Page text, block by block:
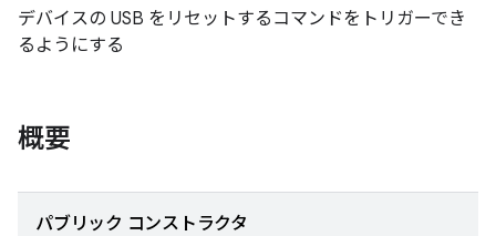
デバイスの USB をリセットするコマンドをトリガーでき
るようにする
概要
パブリック コンストラクタ